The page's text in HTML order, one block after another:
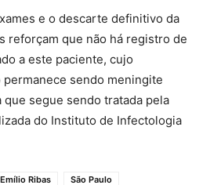
e o descarte definitivo da
reforçam que não há registro de
a este paciente, cujo
sendo meningite
segue sendo tratada pela
do Instituto de Infectologia
Ribas
São Paulo